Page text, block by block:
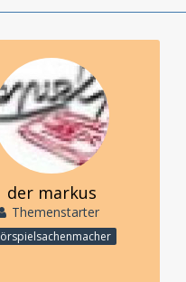
der markus
Themenstarter